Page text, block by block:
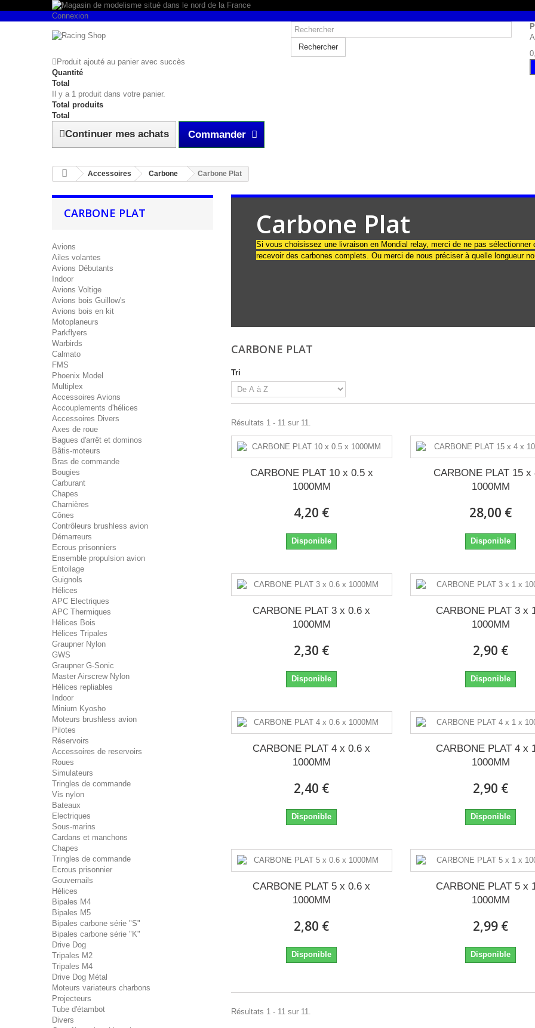
Connexion
Rechercher
Produit ajouté au panier avec succès
Quantité
Total
Il y a 1 produit dans votre panier.
Total produits
Total
Continuer mes achats Commander
Accessoires Carbone Carbone Plat
CARBONE PLAT
Avions
Ailes volantes
Avions Débutants
Indoor
Avions Voltige
Avions bois Guillow's
Avions bois en kit
Motoplaneurs
Parkflyers
Warbirds
Calmato
FMS
Phoenix Model
Multiplex
Accessoires Avions
Accouplements d'hélices
Accessoires Divers
Axes de roue
Bagues d'arrêt et dominos
Bâtis-moteurs
Bras de commande
Bougies
Carburant
Chapes
Charnières
Cônes
Contrôleurs brushless avion
Démarreurs
Ecrous prisonniers
Ensemble propulsion avion
Entoilage
Guignols
Hélices
APC Electriques
APC Thermiques
Hélices Bois
Hélices Tripales
Graupner Nylon
GWS
Graupner G-Sonic
Master Airscrew Nylon
Hélices repliables
Indoor
Minium Kyosho
Moteurs brushless avion
Pilotes
Réservoirs
Accessoires de reservoirs
Roues
Simulateurs
Tringles de commande
Vis nylon
Bateaux
Electriques
Sous-marins
Cardans et manchons
Chapes
Tringles de commande
Ecrous prisonnier
Gouvernails
Hélices
Bipales M4
Bipales M5
Bipales carbone série "S"
Bipales carbone série "K"
Drive Dog
Tripales M2
Tripales M4
Drive Dog Métal
Moteurs variateurs charbons
Projecteurs
Tube d'étambot
Divers
Carbone Plat
Si vous choisissez une livraison en Mondial relay, merci de ne pas
recevoir des carbones complets. Ou merci de nous préciser à quelle longueur
CARBONE PLAT
Tri
Résultats 1 - 11 sur 11.
CARBONE PLAT 10 x 0.5 x
1000MM
4,20 €
Disponible
CARBONE PLAT 15 x
1000MM
28,00 €
Disponible
CARBONE PLAT 3 x 0.6 x
1000MM
2,30 €
Disponible
CARBONE PLAT 3 x
1000MM
2,90 €
Disponible
CARBONE PLAT 4 x 0.6 x
1000MM
2,40 €
Disponible
CARBONE PLAT 4 x
1000MM
2,90 €
Disponible
CARBONE PLAT 5 x 0.6 x
1000MM
2,80 €
Disponible
CARBONE PLAT 5 x
1000MM
2,99 €
Disponible
Résultats 1 - 11 sur 11.